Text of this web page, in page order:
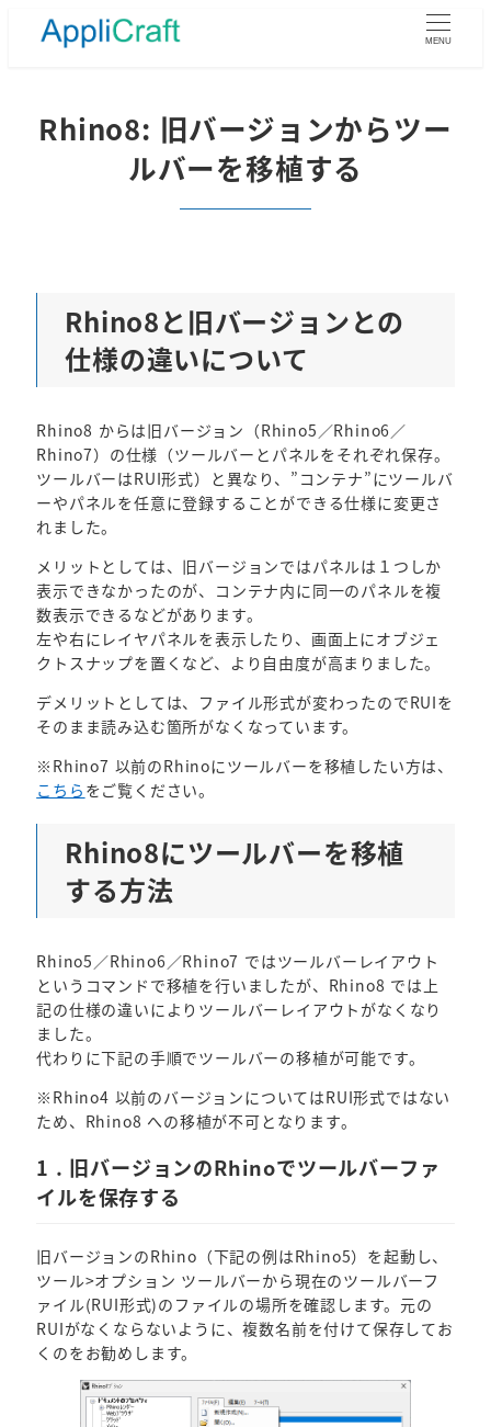
MENU
Rhino8: 旧バージョンからツー
ルバーを移植する
Rhino8と旧バージョンとの
仕様の違いについて
Rhino8 からは旧バージョン（Rhino5／Rhino6／
Rhino7）の仕様（ツールバーとパネルをそれぞれ保存。
ツールバーはRUI形式）と異なり、”コンテナ”にツールバ
ーやパネルを任意に登録することができる仕様に変更さ
れました。
メリットとしては、旧バージョンではパネルは１つしか
表示できなかったのが、コンテナ内に同一のパネルを複
数表示できるなどがあります。
左や右にレイヤパネルを表示したり、画面上にオブジェ
クトスナップを置くなど、より自由度が高まりました。
デメリットとしては、ファイル形式が変わったのでRUIを
そのまま読み込む箇所がなくなっています。
※Rhino7 以前のRhinoにツールバーを移植したい方は、
こちら をご覧ください。
Rhino8にツールバーを移植
する方法
Rhino5／Rhino6／Rhino7 ではツールバーレイアウト
というコマンドで移植を行いましたが、Rhino8 では上
記の仕様の違いによりツールバーレイアウトがなくなり
ました。
代わりに下記の手順でツールバーの移植が可能です。
※Rhino4 以前のバージョンについてはRUI形式ではない
ため、Rhino8 への移植が不可となります。
1 . 旧バージョンのRhinoでツールバーファ
イルを保存する
旧バージョンのRhino（下記の例はRhino5）を起動し、
ツール>オプション ツールバーから現在のツールバーフ
ァイル(RUI形式)のファイルの場所を確認します。元の
RUIがなくならないように、複数名前を付けて保存してお
くのをお勧めします。